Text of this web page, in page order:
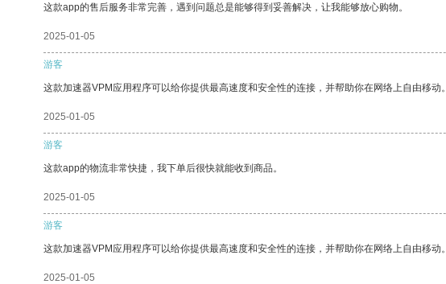
这款app的售后服务非常完善，遇到问题总是能够得到妥善解决，让我能够放心购物。
2025-01-05
游客
这款加速器VPM应用程序可以给你提供最高速度和安全性的连接，并帮助你在网络上自由移动。
2025-01-05
游客
这款app的物流非常快捷，我下单后很快就能收到商品。
2025-01-05
游客
这款加速器VPM应用程序可以给你提供最高速度和安全性的连接，并帮助你在网络上自由移动。
2025-01-05